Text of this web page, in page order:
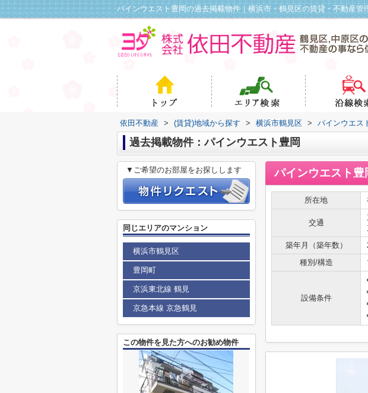
パインウエスト豊岡の過去掲載物件｜横浜市・鶴見区の賃貸・不動産管
依田不動産 > (賃貸)地域から探す > 横浜市鶴見区 > パインウエス
過去掲載物件：パインウエスト豊岡
パインウエスト豊
所在地
交通
築年月（築年数）
種別/構造
設備条件
▼ご希望のお部屋をお探しします
同じエリアのマンション
横浜市鶴見区
豊岡町
京浜東北線 鶴見
京急本線 京急鶴見
この物件を見た方へのお勧め物件